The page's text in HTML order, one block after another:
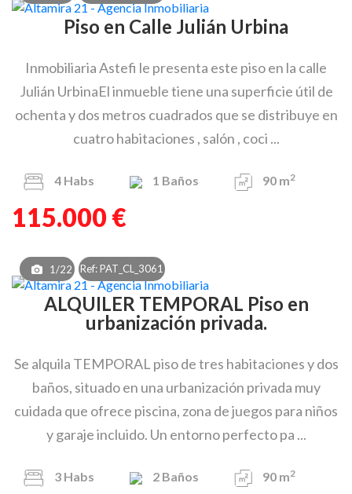
Piso en Calle Julián Urbina
Inmobiliaria Astefi le presenta este piso en la calle
Julián UrbinaEl inmueble tiene una superficie útil de
ochenta y dos metros cuadrados que se distribuye en
cuatro habitaciones , salón , coci ...
4 Habs 1 Baños 90 m2
115.000 €
1/22 Ref: PAT_CL_3061
ALQUILER TEMPORAL Piso en
urbanización privada.
Se alquila TEMPORAL piso de tres habitaciones y dos
baños, situado en una urbanización privada muy
cuidada que ofrece piscina, zona de juegos para niños
y garaje incluido. Un entorno perfecto pa ...
3 Habs 2 Baños 90 m2